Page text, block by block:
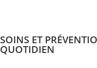
SOINS ET
QUOTIDIEN